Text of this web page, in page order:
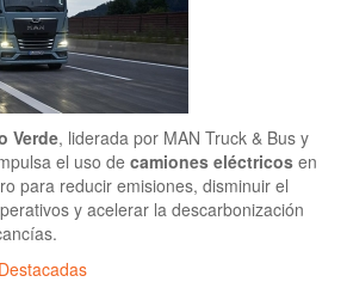
Verde, liderada por MAN Truck & Bus y
el uso de camiones eléctricos en
para reducir emisiones, disminuir el
y acelerar la descarbonización